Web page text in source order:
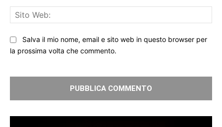
Salva il mio nome, email e sito web in questo browser per
la prossima volta che commento.